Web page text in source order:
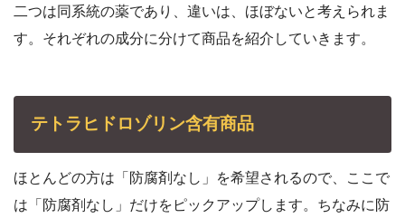
二つは同系統の薬であり、違いは、ほぼないと考えられま
す。それぞれの成分に分けて商品を紹介していきます。
テトラヒドロゾリン含有商品
ほとんどの方は「防腐剤なし」を希望されるので、ここで
は「防腐剤なし」だけをピックアップします。ちなみに防